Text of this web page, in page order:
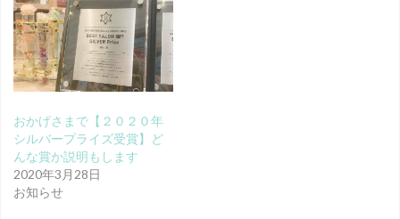
おかげさまで【２０２０年
シルバープライズ受賞】ど
んな賞か説明もします
2020年3月28日
お知らせ